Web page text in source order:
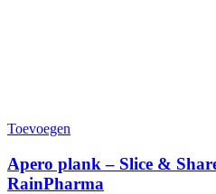
Toevoegen
Apero plank – Slice &
RainPharma